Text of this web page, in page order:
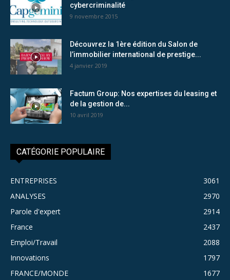
cybercriminalité
9 novembre 2015
Découvrez la 1ère édition du Salon de
l’immobilier international de prestige...
4 janvier 2019
Factum Group: Nos expertises du leasing et
de la gestion de...
10 avril 2019
CATÉGORIE POPULAIRE
ENTREPRISES
3061
ANALYSES
2970
Parole d'expert
2914
France
2437
Emploi/Travail
2088
Innovations
1797
FRANCE/MONDE
1677